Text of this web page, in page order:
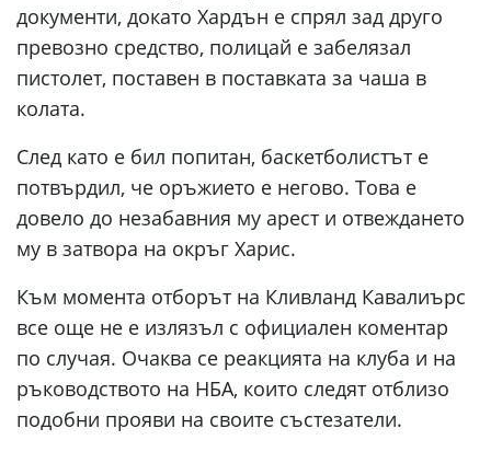
документи, докато Хардън е спрял зад друго
превозно средство, полицай е забелязал
пистолет, поставен в поставката за чаша в
колата.
След като е бил попитан, баскетболистът е
потвърдил, че оръжието е негово. Това е
довело до незабавния му арест и отвеждането
му в затвора на окръг Харис.
Към момента отборът на Кливланд Кавалиърс
все още не е излязъл с официален коментар
по случая. Очаква се реакцията на клуба и на
ръководството на НБА, които следят отблизо
подобни прояви на своите състезатели.